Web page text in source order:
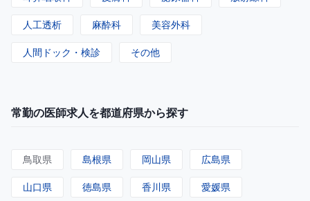
人工透析 麻酔科 美容外科
人間ドック・検診 その他
常勤の医師求人を都道府県から探す
鳥取県 島根県 岡山県 広島県
山口県 徳島県 香川県 愛媛県